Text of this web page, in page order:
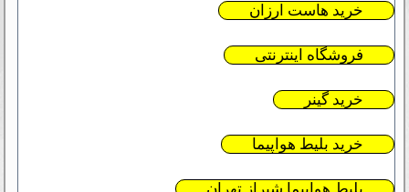
خرید هاست ارزان
فروشگاه اینترنتی
خرید گینر
خرید بلیط هواپیما